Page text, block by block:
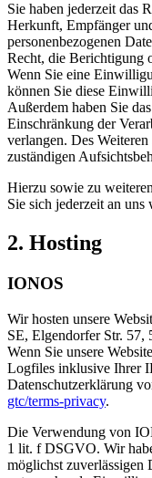
Sie haben jederzeit das
Herkunft, Empfänger
personenbezogenen
Recht, die Berichtigung
Wenn Sie eine
können Sie diese
Außerdem haben Sie
Einschränkung der
verlangen. Des
zuständigen
Hierzu sowie zu
Sie sich jederzeit an uns
2. Hosting
IONOS
Wir hosten unsere
SE, Elgendorfer Str.
Wenn Sie unsere
Logfiles inklusive Ihrer
Datenschutzerklärung
gtc/terms-privacy.
Die Verwendung von
1 lit. f DSGVO. Wir
möglichst zuverlässigen